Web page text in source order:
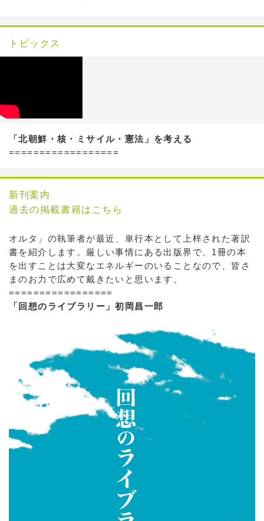
トピックス
「北朝鮮・核・ミサイル・憲法」を考える
==================
新刊案内
過去の掲載書籍はこちら
オルタ」の執筆者が最近、単行本として上梓された著訳
書を紹介します。厳しい事情にある出版界で、1冊の本
を出すことは大変なエネルギーのいることなので、皆さ
まのお力で広めて戴きたいと思います。
=================
「回想のライブラリー」初岡昌一郎